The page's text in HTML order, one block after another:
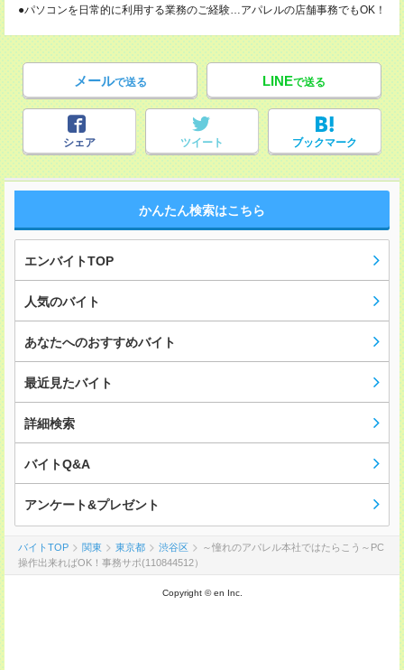
●パソコンを日常的に利用する業務のご経験…アパレルの店舗事務でもOK！
メールで送る LINEで送る
シェア ツイート ブックマーク
かんたん検索はこちら
エンバイトTOP
人気のバイト
あなたへのおすすめバイト
最近見たバイト
詳細検索
バイトQ&A
アンケート&プレゼント
バイトTOP 関東 東京都 渋谷区
～憧れのアパレル本社ではたらこう～PC
操作出来ればOK！事務サポ(110844512）
Copyright © en Inc.